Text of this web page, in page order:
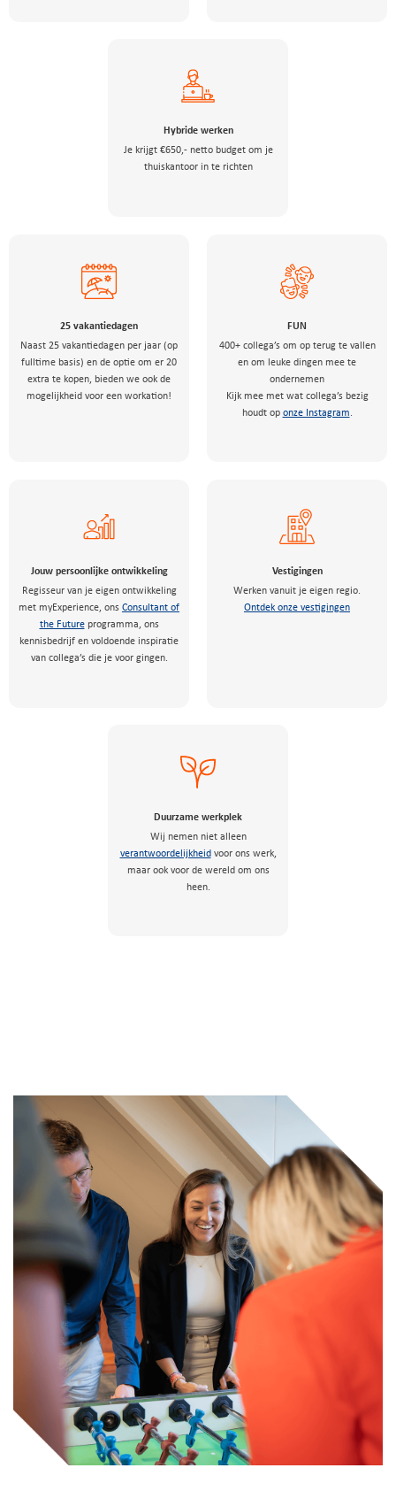
Hybride werken
Je krijgt €650,- netto budget om je
thuiskantoor in te richten
25 vakantiedagen
Naast 25 vakantiedagen per jaar (op
fulltime basis) en de optie om er 20
extra te kopen, bieden we ook de
mogelijkheid voor een workation!
FUN
400+ collega’s om op terug te vallen
en om leuke dingen mee te
ondernemen
Kijk mee met wat collega’s bezig
houdt op onze Instagram.
Jouw persoonlijke ontwikkeling
Regisseur van je eigen ontwikkeling
met myExperience, ons Consultant of
the Futureprogramma, ons
kennisbedrijf en voldoende inspiratie
van collega’s die je voor gingen.
Vestigingen
Werken vanuit je eigen regio.
Ontdek onze vestigingen
Duurzame werkplek
Wij nemen niet alleen
verantwoordelijkheid voor ons werk,
maar ook voor de wereld om ons
heen.